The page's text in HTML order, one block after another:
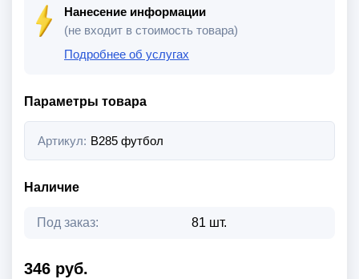
Нанесение информации
(не входит в стоимость товара)
Подробнее об услугах
Параметры товара
Артикул: B285 футбол
Наличие
Под заказ: 81 шт.
346 руб.